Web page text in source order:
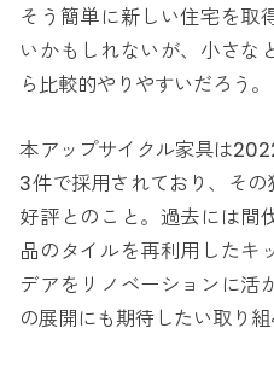
そう簡単に新しい住宅を取
いかもしれないが、小さな
ら比較的やりやすいだろう。
本アップサイクル家具は
3件で採用されており、そ
好評とのこと。過去には間
品のタイルを再利用したキ
デアをリノベーションに活
の展開にも期待したい取り組